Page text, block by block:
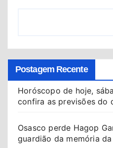
Postagem Recente
Horóscopo de hoje,
confira as previsões do
Osasco perde Hagop
guardião da memória